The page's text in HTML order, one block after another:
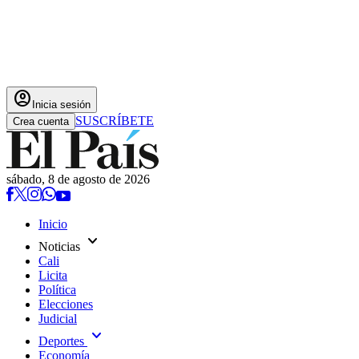
account_circle Inicia sesión
Crea cuenta SUSCRÍBETE
sábado, 8 de agosto de 2026
Inicio
Noticias expand_more
Cali
Licita
Política
Elecciones
Judicial
Deportes expand_more
Economía